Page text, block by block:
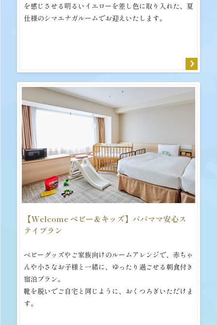
を感じさせる明るいイエローを差し色に取り入れた、夏
仕様のシマエナガルームでお迎えいたします。
【Welcome ベビー＆キッズ】パパママ安心ス
テイプラン
ベビーグッズやご家族向けのルームアレンジで、赤ちゃ
んや小さなお子様と一緒に、ゆったり過ごせる朝食付き
宿泊プラン。
靴を脱いでご自宅と同じように、おくつろぎいただけま
す。